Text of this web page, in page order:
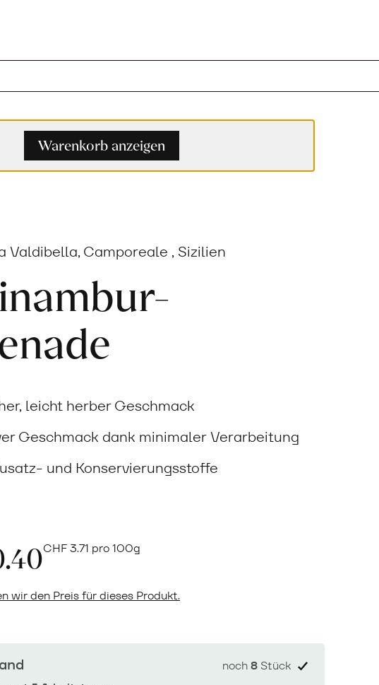
Warenkorb anzeigen
Valdibella, Camporeale , Sizilien
leicht herber Geschmack
Geschmack dank minimaler Verarbeitung
und Konservierungsstoffe
CHF3.71 pro 100g
wir den Preis für dieses Produkt.
noch8Stück